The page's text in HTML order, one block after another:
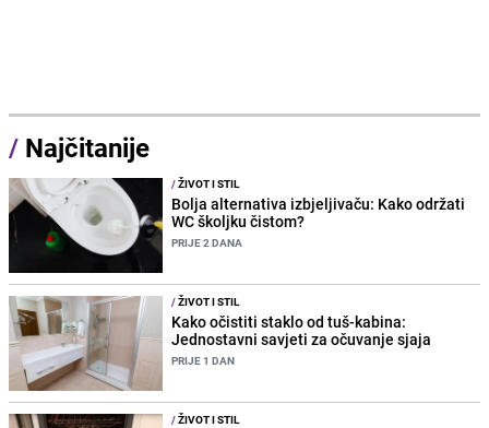
/ Najčitanije
/ŽIVOT I STIL
Bolja alternativa izbjeljivaču: Kako održati
WC školjku čistom?
PRIJE 2 DANA
/ŽIVOT I STIL
Kako očistiti staklo od tuš-kabina:
Jednostavni savjeti za očuvanje sjaja
PRIJE 1 DAN
/ŽIVOT I STIL